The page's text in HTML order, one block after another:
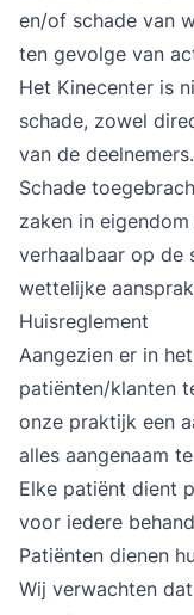
en/of schade van
ten gevolge van
Het Kinecenter is
schade, zowel
van de deelnemers.
Schade
zaken in
verhaalbaar op de
wettelijke
Huisreglement
Aangezien er in
patiënten/klanten
onze praktijk een
alles aangenaam
Elke patiënt dient
voor iedere
Patiënten dienen
Wij verwachten